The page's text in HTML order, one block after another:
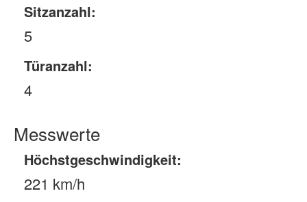
Sitzanzahl:
5
Türanzahl:
4
Messwerte
Höchstgeschwindigkeit:
221 km/h